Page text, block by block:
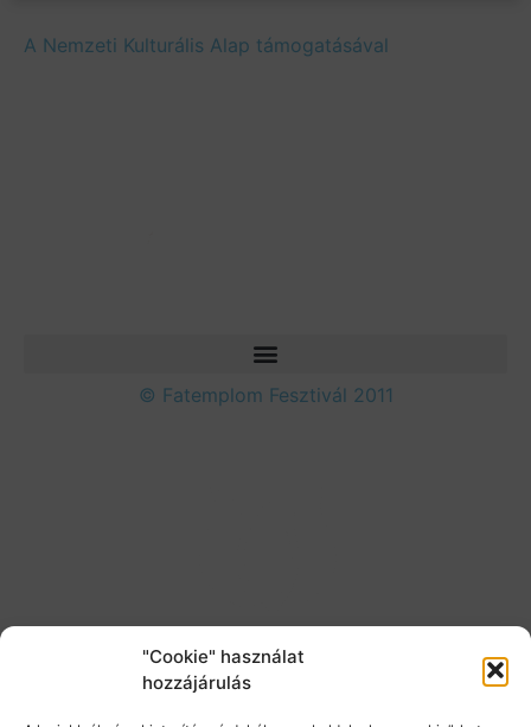
"Cookie" használat
hozzájárulás
A Nemzeti Kulturális Alap támogatásával
© Fatemplom Fesztivál 2011